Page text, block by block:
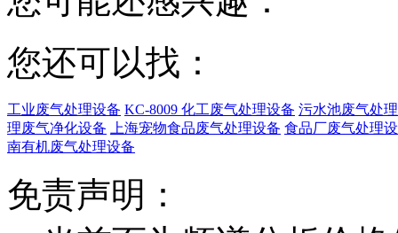
您还可以找：
工业废气处理设备 KC-8009 化工废气处理设备 污水池废气处
理废气净化设备
上海宠物食品废气处理设备 食品厂废气处理
南有机废气处理设备
免责声明：